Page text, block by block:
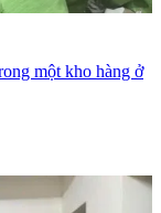
một kho hàng ở